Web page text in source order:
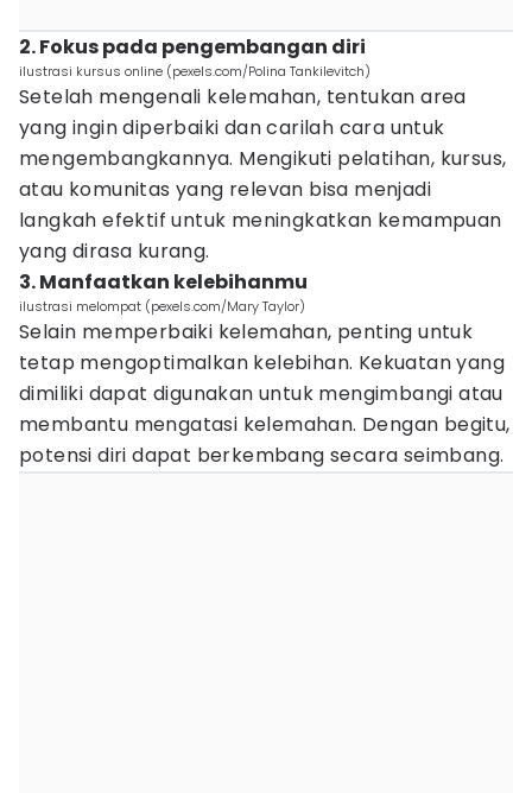
2. Fokus pada pengembangan diri
ilustrasi kursus online (pexels.com/Polina Tankilevitch)
Setelah mengenali kelemahan, tentukan area
yang ingin diperbaiki dan carilah cara untuk
mengembangkannya. Mengikuti pelatihan, kursus,
atau komunitas yang relevan bisa menjadi
langkah efektif untuk meningkatkan kemampuan
yang dirasa kurang.
3. Manfaatkan kelebihanmu
ilustrasi melompat (pexels.com/Mary Taylor)
Selain memperbaiki kelemahan, penting untuk
tetap mengoptimalkan kelebihan. Kekuatan yang
dimiliki dapat digunakan untuk mengimbangi atau
membantu mengatasi kelemahan. Dengan begitu,
potensi diri dapat berkembang secara seimbang.